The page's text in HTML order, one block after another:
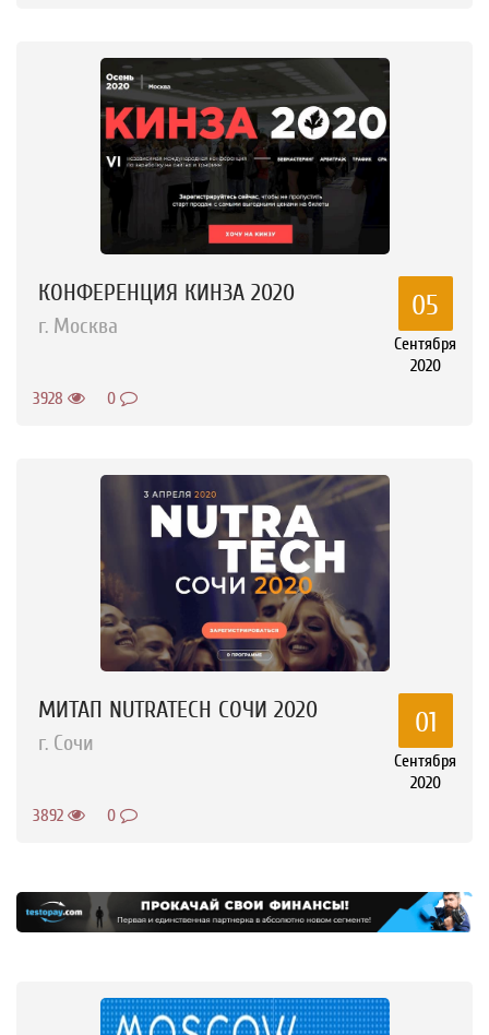
КОНФЕРЕНЦИЯ КИНЗА 2020
г. Москва
05
Сентября
2020
3928
0
МИТАП NUTRATECH СОЧИ 2020
г. Сочи
01
Сентября
2020
3892
0